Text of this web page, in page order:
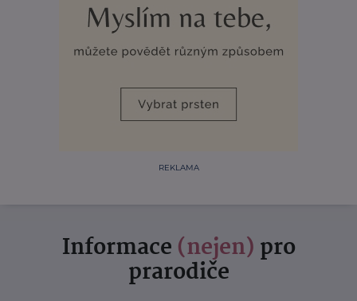
REKLAMA
Informace (nejen) pro
prarodiče